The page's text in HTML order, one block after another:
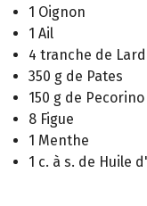
1 Oignon
1 Ail
4 tranche de Lard
350 g de Pates
150 g de Pecorino
8 Figue
1 Menthe
1 c. à s. de Huile